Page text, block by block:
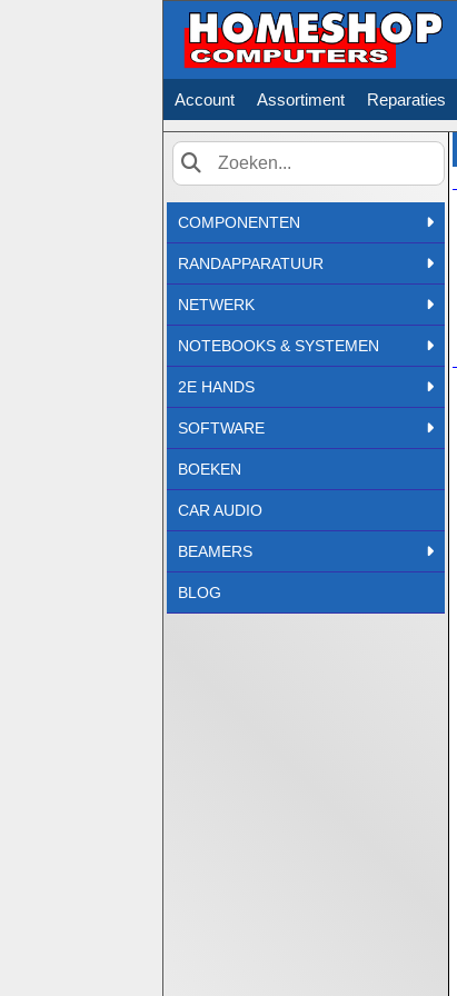
Account Assortiment Reparaties
Zoek
COMPONENTEN
RANDAPPARATUUR
NETWERK
NOTEBOOKS & SYSTEMEN
2E HANDS
SOFTWARE
BOEKEN
CAR AUDIO
BEAMERS
BLOG